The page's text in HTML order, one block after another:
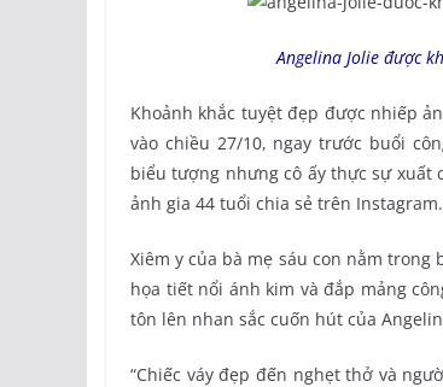
Angelina Jolie được
Khoảnh khắc tuyệt đẹp được nhiếp
vào chiều 27/10, ngay trước buổi
biểu tượng nhưng cô ấy thực sự xuất
ảnh gia 44 tuổi chia sẻ trên Instagram.
Xiêm y của bà mẹ sáu con nằm
họa tiết nổi ánh kim và đắp mảng
tôn lên nhan sắc cuốn hút của
“Chiếc váy đẹp đến nghẹt thở và